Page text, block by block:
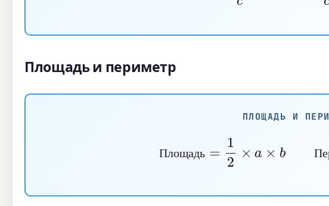
Площадь и периметр
ПЛОЩАДЬ И
П л ощадь Пе
Площадь